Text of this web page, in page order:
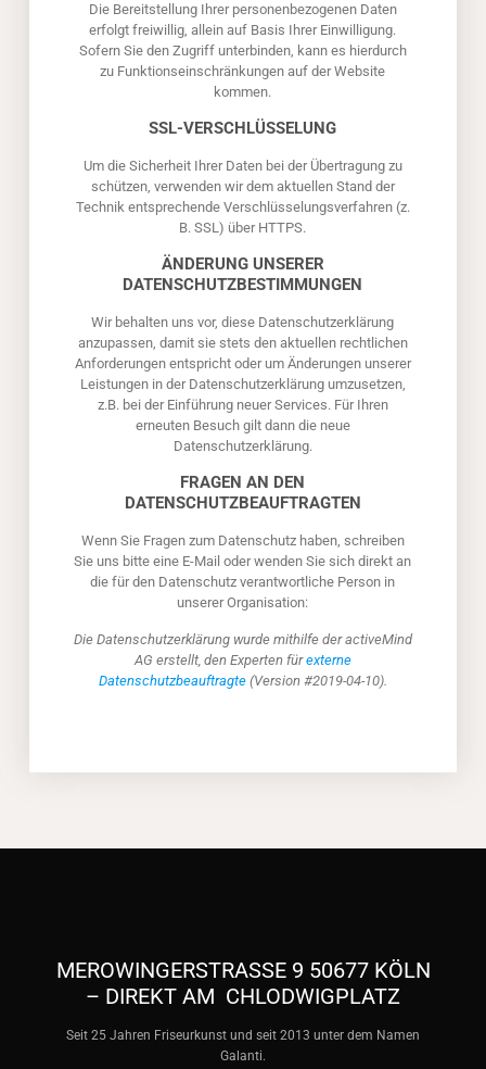
Die Bereitstellung Ihrer personenbezogenen Daten
erfolgt freiwillig, allein auf Basis Ihrer Einwilligung.
Sofern Sie den Zugriff unterbinden, kann es hierdurch
zu Funktionseinschränkungen auf der Website
kommen.
SSL-VERSCHLÜSSELUNG
Um die Sicherheit Ihrer Daten bei der Übertragung zu
schützen, verwenden wir dem aktuellen Stand der
Technik entsprechende Verschlüsselungsverfahren (z.
B. SSL) über HTTPS.
ÄNDERUNG UNSERER
DATENSCHUTZBESTIMMUNGEN
Wir behalten uns vor, diese Datenschutzerklärung
anzupassen, damit sie stets den aktuellen rechtlichen
Anforderungen entspricht oder um Änderungen unserer
Leistungen in der Datenschutzerklärung umzusetzen,
z.B. bei der Einführung neuer Services. Für Ihren
erneuten Besuch gilt dann die neue
Datenschutzerklärung.
FRAGEN AN DEN
DATENSCHUTZBEAUFTRAGTEN
Wenn Sie Fragen zum Datenschutz haben, schreiben
Sie uns bitte eine E-Mail oder wenden Sie sich direkt an
die für den Datenschutz verantwortliche Person in
unserer Organisation:
Die Datenschutzerklärung wurde mithilfe der activeMind
AG erstellt, den Experten fürexterne
Datenschutzbeauftragte(Version #2019-04-10).
MEROWINGERSTRASSE 9 50677 KÖLN –
DIREKT AM CHLODWIGPLATZ
Seit 25 Jahren Friseurkunst und seit 2013 unter dem Namen
Galanti.